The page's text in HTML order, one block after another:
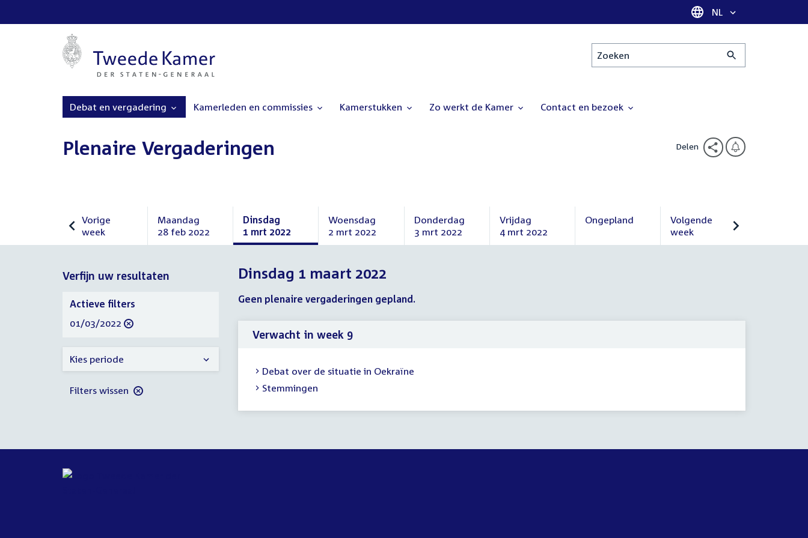
Taal selectie
NL
Zoeken
Debat en vergadering Kamerleden en commissies Kamerstukken Zo werkt de Kamer Contact en bezoek
Plenaire Vergaderingen Delen
Vorige
week
Vorige
Maandag
28 feb 2022
Maandag
2022
Dinsdag
1 mrt 2022
Dinsdag
maart
2022
Woensdag
2 mrt 2022
Woensdag
maart
2022
Donderdag
3 mrt 2022
Donderdag
Vrijdag
4 mrt 2022
Vrijdag
Ongepland
Volgende
week
Volgende
Dinsdag 1 maart 2022
Verfijn uw resultaten
Geen plenaire vergaderingen gepland.
Verwacht in week 9
Debat over de situatie in Oekraïne
Stemmingen
Verfijn
uw
resultaten
Actieve filters
verwijder
01/03/2022
Kies periode
Filters wissen